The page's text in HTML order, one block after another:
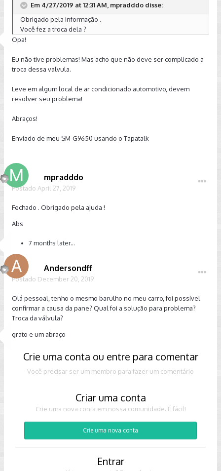
Em 4/27/2019 at 12:31 AM, mpradddo disse:
Obrigado pela informação .
Você fez a troca dela ?
Opa!
Eu não tive problemas! Mas acho que não deve ser complicado a
troca dessa valvula.
Leve em algum local de ar condicionado automotivo, devem
resolver seu problema!
Abraços!
Enviado de meu SM-G9650 usando o Tapatalk
mpradddo
Postado April 27, 2019
Fechado . Obrigado pela ajuda !
Abs
7 months later...
Andersondff
Postado December 20, 2019
Olá pessoal, tenho o mesmo barulho no meu carro, foi possível
confirmar a causa da pane? Qual foi a solução para problema?
Troca da válvula?
grato e um abraço
Crie uma conta ou entre para comentar
Você precisar ser um membro para fazer um comentário
Criar uma conta
Crie uma nova conta em nossa comunidade. É fácil!
Crie uma nova conta
Entrar